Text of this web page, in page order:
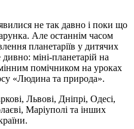
не так давно і поки що
Але останнім часом
планетаріїв у дитячих
міні-планетарій на
помічником на уроках
«Людина та природа».
Львові, Дніпрі, Одесі,
Маріуполі та інших